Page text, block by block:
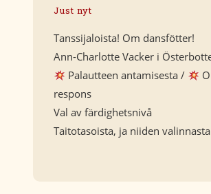
Just nyt
Tanssijaloista! Om dansfötter!
Ann-Charlotte Vacker i
Palautteen antamisesta /
respons
Val av färdighetsnivå
Taitotasoista, ja niiden